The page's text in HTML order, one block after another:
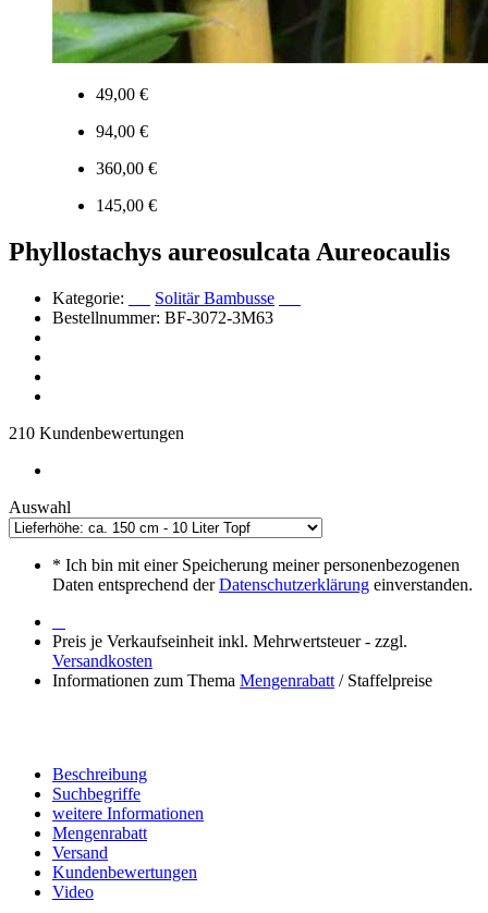
49,00 €
94,00 €
360,00 €
145,00 €
Phyllostachys aureosulcata Aureocaulis
Kategorie:
Solitär Bambusse
Bestellnummer: BF-3072-3M63
210 Kundenbewertungen
Auswahl
* Ich bin mit einer Speicherung meiner personenbezogenen
Daten entsprechend derDatenschutzerklärung einverstanden.
Preis je Verkaufseinheit inkl. Mehrwertsteuer - zzgl.
Versandkosten
Informationen zum Thema Mengenrabatt / Staffelpreise
Beschreibung
Suchbegriffe
weitere Informationen
Mengenrabatt
Versand
Kundenbewertungen
Video